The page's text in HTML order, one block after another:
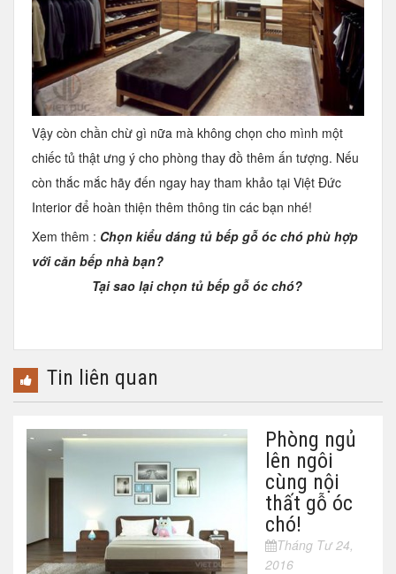
Vậy còn chần chừ gì nữa mà không chọn cho mình một
chiếc tủ thật ưng ý cho phòng thay đồ thêm ấn tượng. Nếu
còn thắc mắc hãy đến ngay hay tham khảo tại Việt Đức
Interior để hoàn thiện thêm thông tin các bạn nhé!
Xem thêm : Chọn kiểu dáng tủ bếp gỗ óc chó phù hợp
với căn bếp nhà bạn?
Tại sao lại chọn tủ bếp gỗ óc chó?
Tin liên quan
Phòng ngủ
lên ngôi
cùng nội
thất gỗ óc
chó!
Tháng Tư 24,
2016